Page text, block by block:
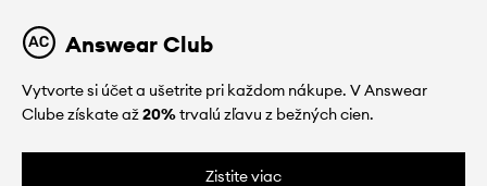
Answear Club
Vytvorte si účet a ušetrite pri každom nákupe. V Answear
Clube získate až20%trvalú zľavu z bežných cien.
Zistite viac